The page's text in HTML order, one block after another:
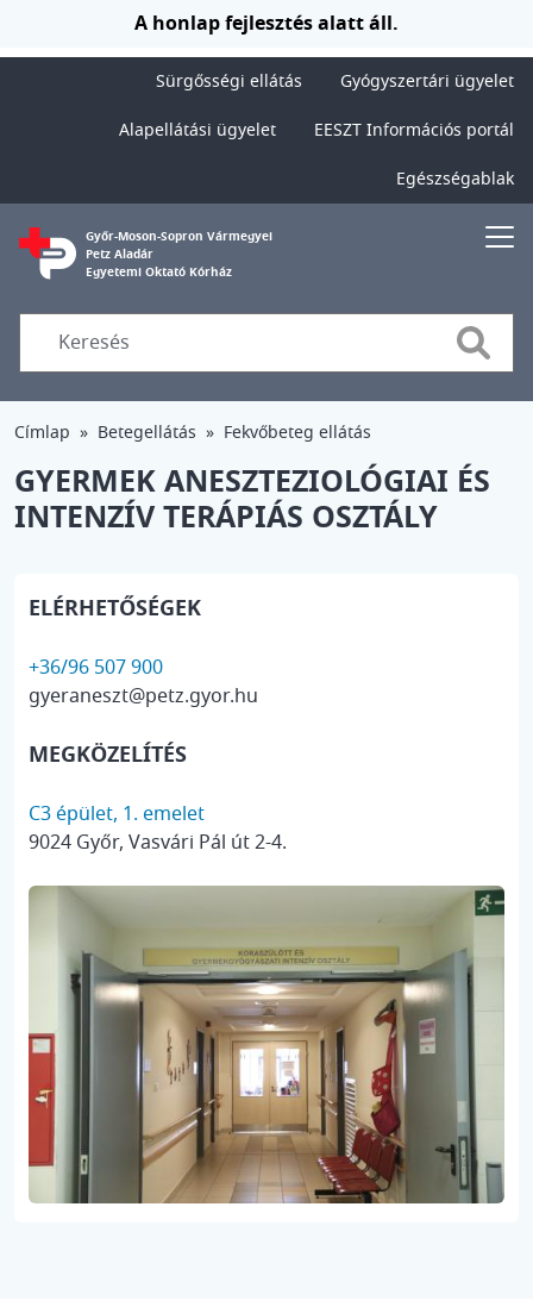
Ugrás a tartalomraA honlap fejlesztés alatt áll.
Sürgősségi ellátás
Gyógyszertári ügyelet
Alapellátási ügyelet
EESZT Információs portál
Egészségablak
Győr-Moson-Sopron Vármegyei
Petz Aladár
Egyetemi Oktató Kórház
Search
Címlap Betegellátás Fekvőbeteg ellátás
GYERMEK ANESZTEZIOLÓGIAI ÉS
INTENZÍV TERÁPIÁS OSZTÁLY
ELÉRHETŐSÉGEK
+36/96 507 900
gyeraneszt@petz.gyor.hu
MEGKÖZELÍTÉS
C3 épület, 1. emelet
9024 Győr, Vasvári Pál út 2-4.